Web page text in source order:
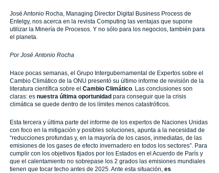
José Antonio Rocha, Managing Director Digital Business Process de
Entelgy, nos acerca en la revista Computing las ventajas que supone
utilizar la Minería de Procesos. Y no sólo para los negocios, también para
el planeta.
Por José Antonio Rocha
Hace pocas semanas, el Grupo Intergubernamental de Expertos sobre el
Cambio Climático de la ONU presentó su último informe de revisión de la
literatura científica sobre el Cambio Climático. Las conclusiones son
claras: es nuestra última oportunidad para conseguir que la crisis
climática se quede dentro de los límites menos catastróficos.
Esta tercera y última parte del informe de los expertos de Naciones Unidas
con foco en la mitigación y posibles soluciones, apunta a la necesidad de
“reducciones profundas y, en la mayoría de los casos, inmediatas, de las
emisiones de los gases de efecto invernadero en todos los sectores”. Para
cumplir con los objetivos fijados por los Estados en el Acuerdo de París y
que el calentamiento no sobrepase los 2 grados las emisiones mundiales
tienen que tocar techo antes de 2025. Ante esta situación, es